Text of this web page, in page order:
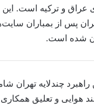
عراق و ترکیه است. این
پس از بمباران
شده است.
راهبرد چندلایه تهران
هوایی و تعلیق همکاری